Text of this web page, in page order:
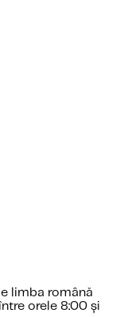
limba română
orele 8:00 și